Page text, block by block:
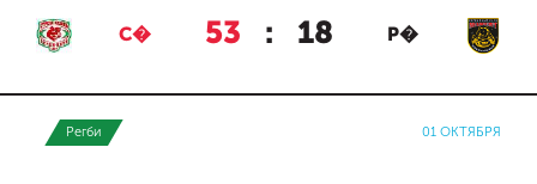
С� 53 : 18 Р�
Регби 01 ОКТЯБРЯ